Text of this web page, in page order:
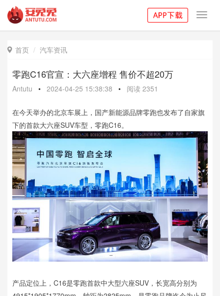
 首页 汽车资讯
零跑C16官宣：大六座增程 售价不超20万
Antutu • 2024-04-25 15:38:38 • 阅读 2351
在今天举办的北京车展上，国产新能源品牌零跑也发布了自家旗
下的首款大六座SUV车型，零跑C16。
产品定位上，C16是零跑首款中大型六座SUV，长宽高分别为